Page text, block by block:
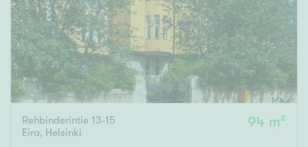
Rehbinderintie 13-15
Eira, Helsinki
94 m²